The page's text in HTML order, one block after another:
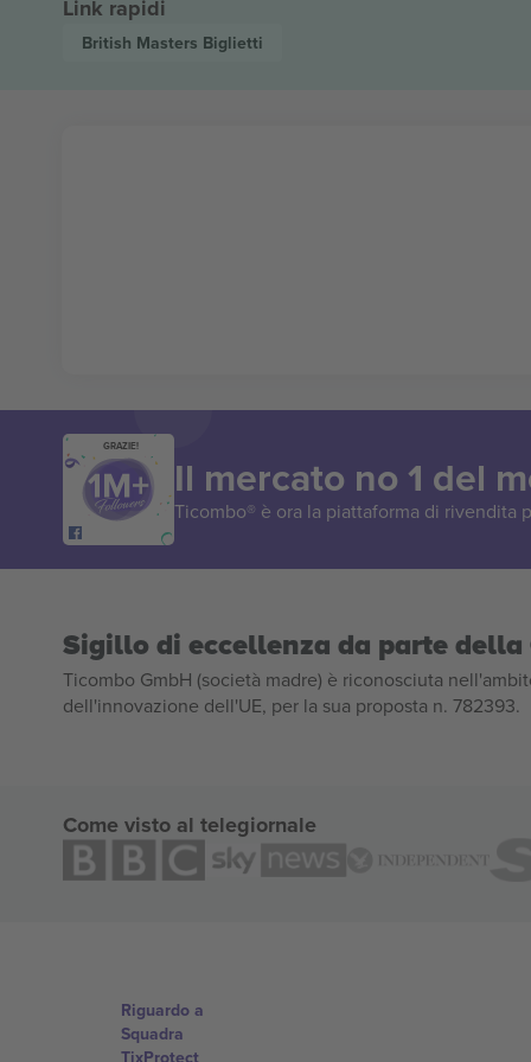
Link rapidi
British Masters Biglietti
GRAZIE!
Il mercato no 1 del
Ticombo® è ora la piattaforma di rivendita
Sigillo di eccellenza da parte
Ticombo GmbH (società madre) è riconosciuta
dell'innovazione dell'UE, per la sua proposta n. 782393.
Come visto al telegiornale
Riguardo a
Squadra
TixProtect